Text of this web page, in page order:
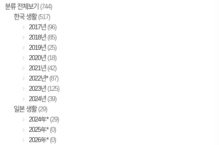
분류 전체보기 (744)
한국 생활 (517)
2017년 (96)
2018년 (85)
2019년 (25)
2020년 (18)
2021년 (42)
2022년* (87)
2023년 (125)
2024년 (39)
일본 생활 (29)
2024年* (29)
2025年* (0)
2026年* (0)